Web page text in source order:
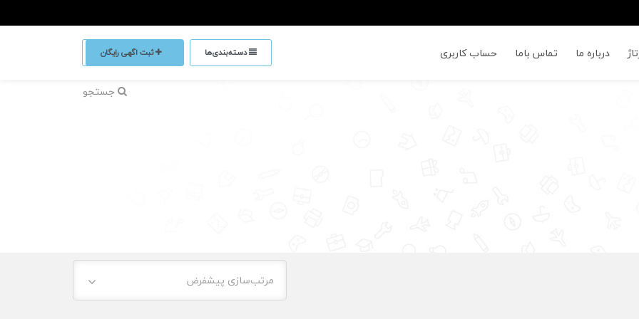
درباره ما تماس باما حساب کاربری دسته‌بندی‌ها ثبت اگهی رایگان
جستجو
مرتب‌سازی پیشفرض